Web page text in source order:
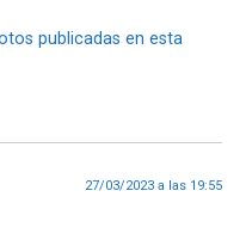
publicadas en esta
27/03/2023 a las 19:55